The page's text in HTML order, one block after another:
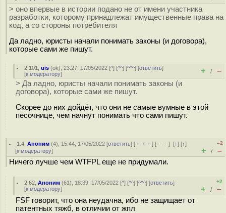
> оно впервые в истории подано не от имени участника
разработки, которому принадлежат имущественные права на
код, а со стороны потребителя
Да ладно, юристы начали понимать законы (и договора),
которые сами же пишут.
2.101 ,uis (ok), 23:27, 17/05/2022 [^] [^^] [^^^] [ответить]
[к модератору] + / –
> Да ладно, юристы начали понимать законы (и
договора), которые сами же пишут.
Скорее до них дойдёт, что они не самые вумные в этой
песочнице, чем начнут понимать что сами пишут.
1.4 ,Аноним (4), 15:44, 17/05/2022 [ответить] [ ﹢﹢﹢] [ · · ·][↓] [↑]
[к модератору]
–2
+ / –
Ничего лучше чем WTFPL еще не придумали.
2.62 ,Аноним (61), 18:39, 17/05/2022 [^] [^^] [^^^] [ответить]
[к модератору]
+2
+ / –
FSF говорит, что она неудачна, ибо не защищает от
патентных тяжб, в отличии от жпл